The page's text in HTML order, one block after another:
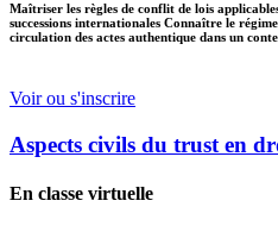
Maîtriser les règles de conflit de lois
successions internationales Connaître le
circulation des actes authentique dans un
Voir ou s'inscrire
Aspects civils du trust en
En classe virtuelle